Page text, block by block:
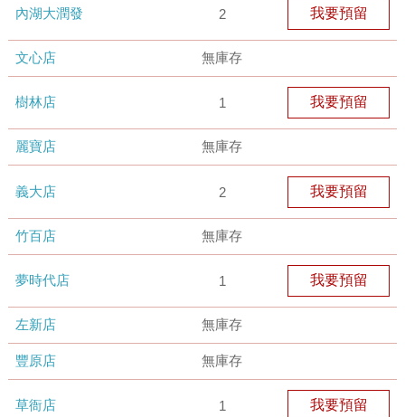
內湖大潤發 2 我要預留
文心店 無庫存
樹林店 1 我要預留
麗寶店 無庫存
義大店 2 我要預留
竹百店 無庫存
夢時代店 1 我要預留
左新店 無庫存
豐原店 無庫存
草衙店 1 我要預留